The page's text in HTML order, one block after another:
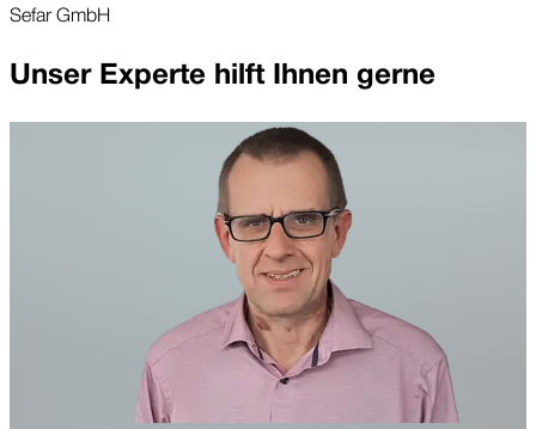
Sefar GmbH
Unser Experte hilft Ihnen gerne